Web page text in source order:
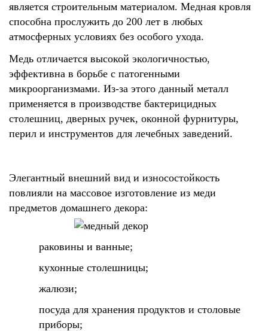
является строительным материалом. Медная кровля
способна прослужить до 200 лет в любых
атмосферных условиях без особого ухода.
Медь отличается высокой экологичностью,
эффективна в борьбе с патогенными
микроорганизмами. Из-за этого данный металл
применяется в производстве бактерицидных
столешниц, дверных ручек, оконной фурнитуры,
перил и инструментов для лечебных заведений.
Элегантный внешний вид и износостойкость
повлияли на массовое изготовление из меди
предметов домашнего декора:
раковины и ванные;
кухонные столешницы;
жалюзи;
посуда для хранения продуктов и столовые
приборы;